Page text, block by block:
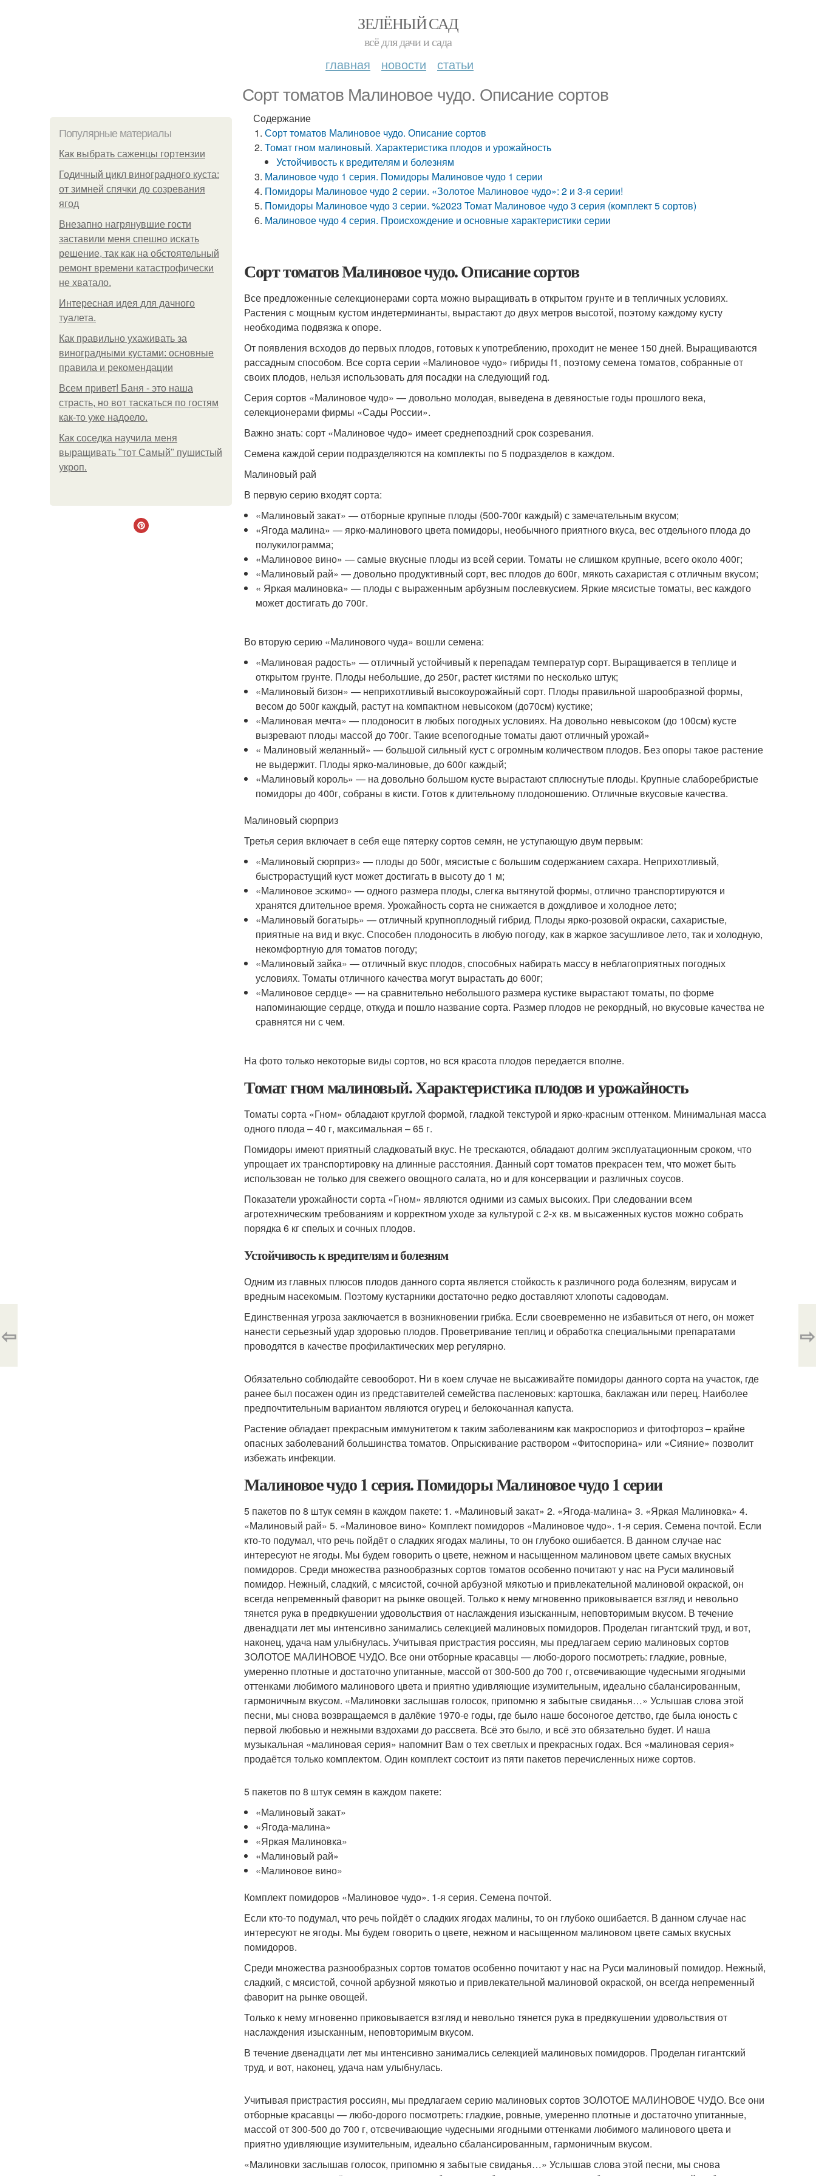
ЗЕЛЁНЫЙ САД
всё для дачи и сада
главная новости статьи
Сорт томатов Малиновое чудо. Описание сортов
Популярные материалы
Как выбрать саженцы гортензии
Годичный цикл виноградного куста:
от зимней спячки до созревания
ягод
Внезапно нагрянувшие гости
заставили меня спешно искать
решение, так как на обстоятельный
ремонт времени катастрофически
не хватало.
Интересная идея для дачного
туалета.
Как правильно ухаживать за
виноградными кустами: основные
правила и рекомендации
Всем привет! Баня - это наша
страсть, но вот таскаться по гостям
как-то уже надоело.
Как соседка научила меня
выращивать "тот Самый" пушистый
укроп.
Содержание
Сорт томатов Малиновое чудо. Описание сортов
Томат гном малиновый. Характеристика плодов и урожайность
Устойчивость к вредителям и болезням
Малиновое чудо 1 серия. Помидоры Малиновое чудо 1 серии
Помидоры Малиновое чудо 2 серии. «Золотое Малиновое чудо»: 2 и 3-я серии!
Помидоры Малиновое чудо 3 серии. %2023 Томат Малиновое чудо 3 серия (комплект 5 сортов)
Малиновое чудо 4 серия. Происхождение и основные характеристики серии
Сорт томатов Малиновое чудо. Описание сортов
Все предложенные селекционерами сорта можно выращивать в открытом грунте и в тепличных условиях.
Растения с мощным кустом индетерминанты, вырастают до двух метров высотой, поэтому каждому кусту
необходима подвязка к опоре.
От появления всходов до первых плодов, готовых к употреблению, проходит не менее 150 дней. Выращиваются
рассадным способом. Все сорта серии «Малиновое чудо» гибриды f1, поэтому семена томатов, собранные от
своих плодов, нельзя использовать для посадки на следующий год.
Серия сортов «Малиновое чудо» — довольно молодая, выведена в девяностые годы прошлого века,
селекционерами фирмы «Сады России».
Важно знать: сорт «Малиновое чудо» имеет среднепоздний срок созревания.
Семена каждой серии подразделяются на комплекты по 5 подразделов в каждом.
Малиновый рай
В первую серию входят сорта:
«Малиновый закат» — отборные крупные плоды (500-700г каждый) с замечательным вкусом;
«Ягода малина» — ярко-малинового цвета помидоры, необычного приятного вкуса, вес отдельного плода до
полукилограмма;
«Малиновое вино» — самые вкусные плоды из всей серии. Томаты не слишком крупные, всего около 400г;
«Малиновый рай» — довольно продуктивный сорт, вес плодов до 600г, мякоть сахаристая с отличным вкусом;
« Яркая малиновка» — плоды с выраженным арбузным послевкусием. Яркие мясистые томаты, вес каждого
может достигать до 700г.
Во вторую серию «Малинового чуда» вошли семена:
«Малиновая радость» — отличный устойчивый к перепадам температур сорт. Выращивается в теплице и
открытом грунте. Плоды небольшие, до 250г, растет кистями по несколько штук;
«Малиновый бизон» — неприхотливый высокоурожайный сорт. Плоды правильной шарообразной формы,
весом до 500г каждый, растут на компактном невысоком (до70см) кустике;
«Малиновая мечта» — плодоносит в любых погодных условиях. На довольно невысоком (до 100см) кусте
вызревают плоды массой до 700г. Такие всепогодные томаты дают отличный урожай»
« Малиновый желанный» — большой сильный куст с огромным количеством плодов. Без опоры такое растение
не выдержит. Плоды ярко-малиновые, до 600г каждый;
«Малиновый король» — на довольно большом кусте вырастают сплюснутые плоды. Крупные слаборебристые
помидоры до 400г, собраны в кисти. Готов к длительному плодоношению. Отличные вкусовые качества.
Малиновый сюрприз
Третья серия включает в себя еще пятерку сортов семян, не уступающую двум первым:
«Малиновый сюрприз» — плоды до 500г, мясистые с большим содержанием сахара. Неприхотливый,
быстрорастущий куст может достигать в высоту до 1 м;
«Малиновое эскимо» — одного размера плоды, слегка вытянутой формы, отлично транспортируются и
хранятся длительное время. Урожайность сорта не снижается в дождливое и холодное лето;
«Малиновый богатырь» — отличный крупноплодный гибрид. Плоды ярко-розовой окраски, сахаристые,
приятные на вид и вкус. Способен плодоносить в любую погоду, как в жаркое засушливое лето, так и холодную,
некомфортную для томатов погоду;
«Малиновый зайка» — отличный вкус плодов, способных набирать массу в неблагоприятных погодных
условиях. Томаты отличного качества могут вырастать до 600г;
«Малиновое сердце» — на сравнительно небольшого размера кустике вырастают томаты, по форме
напоминающие сердце, откуда и пошло название сорта. Размер плодов не рекордный, но вкусовые качества не
сравнятся ни с чем.
На фото только некоторые виды сортов, но вся красота плодов передается вполне.
Томат гном малиновый. Характеристика плодов и урожайность
Томаты сорта «Гном» обладают круглой формой, гладкой текстурой и ярко-красным оттенком. Минимальная масса
одного плода – 40 г, максимальная – 65 г.
Помидоры имеют приятный сладковатый вкус. Не трескаются, обладают долгим эксплуатационным сроком, что
упрощает их транспортировку на длинные расстояния. Данный сорт томатов прекрасен тем, что может быть
использован не только для свежего овощного салата, но и для консервации и различных соусов.
Показатели урожайности сорта «Гном» являются одними из самых высоких. При следовании всем
агротехническим требованиям и корректном уходе за культурой с 2-х кв. м высаженных кустов можно собрать
порядка 6 кг спелых и сочных плодов.
Устойчивость к вредителям и болезням
Одним из главных плюсов плодов данного сорта является стойкость к различного рода болезням, вирусам и
вредным насекомым. Поэтому кустарники достаточно редко доставляют хлопоты садоводам.
Единственная угроза заключается в возникновении грибка. Если своевременно не избавиться от него, он может
нанести серьезный удар здоровью плодов. Проветривание теплиц и обработка специальными препаратами
проводятся в качестве профилактических мер регулярно.
Обязательно соблюдайте севооборот. Ни в коем случае не высаживайте помидоры данного сорта на участок, где
ранее был посажен один из представителей семейства пасленовых: картошка, баклажан или перец. Наиболее
предпочтительным вариантом являются огурец и белокочанная капуста.
Растение обладает прекрасным иммунитетом к таким заболеваниям как макроспориоз и фитофтороз – крайне
опасных заболеваний большинства томатов. Опрыскивание раствором «Фитоспорина» или «Сияние» позволит
избежать инфекции.
Малиновое чудо 1 серия. Помидоры Малиновое чудо 1 серии
5 пакетов по 8 штук семян в каждом пакете: 1. «Малиновый закат» 2. «Ягода-малина» 3. «Яркая Малиновка» 4.
«Малиновый рай» 5. «Малиновое вино» Комплект помидоров «Малиновое чудо». 1-я серия. Семена почтой. Если
кто-то подумал, что речь пойдёт о сладких ягодах малины, то он глубоко ошибается. В данном случае нас
интересуют не ягоды. Мы будем говорить о цвете, нежном и насыщенном малиновом цвете самых вкусных
помидоров. Среди множества разнообразных сортов томатов особенно почитают у нас на Руси малиновый
помидор. Нежный, сладкий, с мясистой, сочной арбузной мякотью и привлекательной малиновой окраской, он
всегда непременный фаворит на рынке овощей. Только к нему мгновенно приковывается взгляд и невольно
тянется рука в предвкушении удовольствия от наслаждения изысканным, неповторимым вкусом. В течение
двенадцати лет мы интенсивно занимались селекцией малиновых помидоров. Проделан гигантский труд, и вот,
наконец, удача нам улыбнулась. Учитывая пристрастия россиян, мы предлагаем серию малиновых сортов
ЗОЛОТОЕ МАЛИНОВОЕ ЧУДО. Все они отборные красавцы — любо-дорого посмотреть: гладкие, ровные,
умеренно плотные и достаточно упитанные, массой от 300-500 до 700 г, отсвечивающие чудесными ягодными
оттенками любимого малинового цвета и приятно удивляющие изумительным, идеально сбалансированным,
гармоничным вкусом. «Малиновки заслышав голосок, припомню я забытые свиданья…» Услышав слова этой
песни, мы снова возвращаемся в далёкие 1970-е годы, где было наше босоногое детство, где была юность с
первой любовью и нежными вздохами до рассвета. Всё это было, и всё это обязательно будет. И наша
музыкальная «малиновая серия» напомнит Вам о тех светлых и прекрасных годах. Вся «малиновая серия»
продаётся только комплектом. Один комплект состоит из пяти пакетов перечисленных ниже сортов.
5 пакетов по 8 штук семян в каждом пакете:
«Малиновый закат»
«Ягода-малина»
«Яркая Малиновка»
«Малиновый рай»
«Малиновое вино»
Комплект помидоров «Малиновое чудо». 1-я серия. Семена почтой.
Если кто-то подумал, что речь пойдёт о сладких ягодах малины, то он глубоко ошибается. В данном случае нас
интересуют не ягоды. Мы будем говорить о цвете, нежном и насыщенном малиновом цвете самых вкусных
помидоров.
Среди множества разнообразных сортов томатов особенно почитают у нас на Руси малиновый помидор. Нежный,
сладкий, с мясистой, сочной арбузной мякотью и привлекательной малиновой окраской, он всегда непременный
фаворит на рынке овощей.
Только к нему мгновенно приковывается взгляд и невольно тянется рука в предвкушении удовольствия от
наслаждения изысканным, неповторимым вкусом.
В течение двенадцати лет мы интенсивно занимались селекцией малиновых помидоров. Проделан гигантский
труд, и вот, наконец, удача нам улыбнулась.
Учитывая пристрастия россиян, мы предлагаем серию малиновых сортов ЗОЛОТОЕ МАЛИНОВОЕ ЧУДО. Все они
отборные красавцы — любо-дорого посмотреть: гладкие, ровные, умеренно плотные и достаточно упитанные,
массой от 300-500 до 700 г, отсвечивающие чудесными ягодными оттенками любимого малинового цвета и
приятно удивляющие изумительным, идеально сбалансированным, гармоничным вкусом.
«Малиновки заслышав голосок, припомню я забытые свиданья…» Услышав слова этой песни, мы снова
⇦ ⇨